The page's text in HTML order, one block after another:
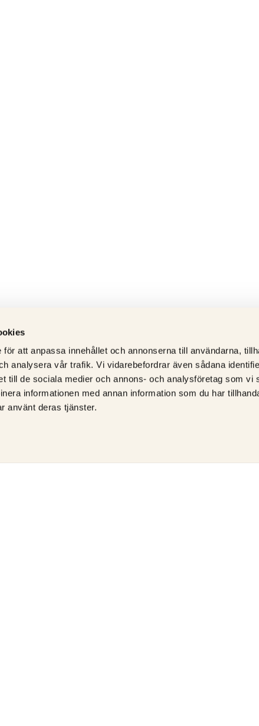
att anpassa innehållet och annonserna till användarna,
analysera vår trafik. Vi vidarebefordrar även sådana
till de sociala medier och annons- och analysföretag som vi
informationen med annan information som du har
använt deras tjänster.